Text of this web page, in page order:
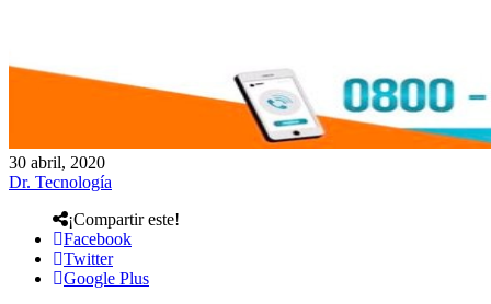
30 abril, 2020
Dr. Tecnología
¡Compartir este!
Facebook
Twitter
Google Plus